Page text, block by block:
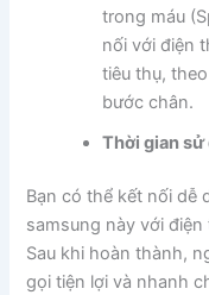
trong máu
nối với điện
tiêu thụ,
bước chân.
Thời gian sử
Bạn có thể kết nối dễ
samsung này với
Sau khi hoàn thành,
gọi tiện lợi và nhanh